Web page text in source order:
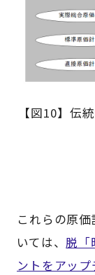
【図10】伝
これらの原
いては、脱「
ントをアッ